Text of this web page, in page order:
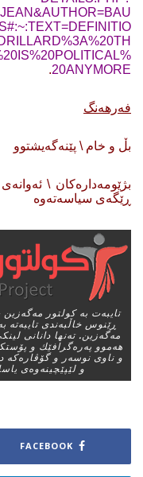
20ANYMORE
.
فەرهەنگ
بڵ و خام \ پێنەگەیشتوو
بژێومەدارەکان \
ڕێگەی سیاسەتەوە
تایبه‌ت به‌ كولتور
ڕێنوس خاڵبه‌ندی تایبه‌ته‌
مه‌گه‌زین. ته‌نها دانانی
هه‌موو په‌ره‌گرافێك و
و ناوی نوسه‌ر و گۆڤاره‌كه‌
و لێپێچینه‌وه‌ی
FACEBOOK